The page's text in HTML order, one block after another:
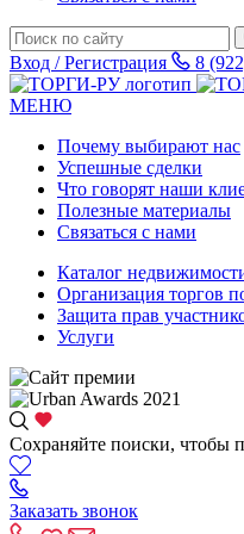
Вход / Регистрация 8
МЕНЮ
Почему выбирают нас
Успешные сделки
Что говорят наши
Полезные материалы
Связаться с нами
Каталог
Организация торгов
Защита прав
Услуги
Сохраняйте поиски, чтобы
Заказать звонок